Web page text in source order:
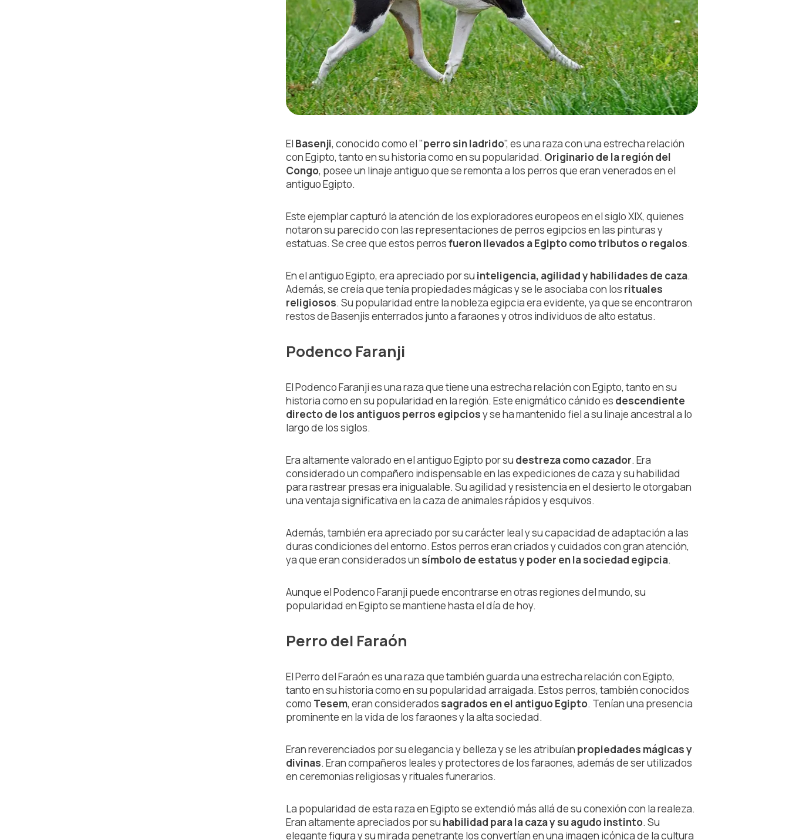
El Basenji, conocido como el "perro sin ladrido", es una raza con una estrecha relación
con Egipto, tanto en su historia como en su popularidad. Originario de la región del
Congo, posee un linaje antiguo que se remonta a los perros que eran venerados en el
antiguo Egipto.
Este ejemplar capturó la atención de los exploradores europeos en el siglo XIX, quienes
notaron su parecido con las representaciones de perros egipcios en las pinturas y
estatuas. Se cree que estos perrosfueron llevados a Egipto como tributos o regalos.
En el antiguo Egipto, era apreciado por su inteligencia, agilidad y habilidades de caza.
Además, se creía que tenía propiedades mágicas y se le asociaba con los rituales
religiosos. Su popularidad entre la nobleza egipcia era evidente, ya que se encontraron
restos de Basenjis enterrados junto a faraones y otros individuos de alto estatus.
Podenco Faranji
El Podenco Faranji es una raza que tiene una estrecha relación con Egipto, tanto en su
historia como en su popularidad en la región. Este enigmático cánido es descendiente
directo de los antiguos perros egipciosy se ha mantenido fiel a su linaje ancestral a lo
largo de los siglos.
Era altamente valorado en el antiguo Egipto por su destreza como cazador. Era
considerado un compañero indispensable en las expediciones de caza y su habilidad
para rastrear presas era inigualable. Su agilidad y resistencia en el desierto le otorgaban
una ventaja significativa en la caza de animales rápidos y esquivos.
Además, también era apreciado por su carácter leal y su capacidad de adaptación a las
duras condiciones del entorno. Estos perros eran criados y cuidados con gran atención,
ya que eran considerados un símbolo de estatus y poder en la sociedad egipcia.
Aunque el Podenco Faranji puede encontrarse en otras regiones del mundo, su
popularidad en Egipto se mantiene hasta el día de hoy.
Perro del Faraón
El Perro del Faraón es una raza que también guarda una estrecha relación con Egipto,
tanto en su historia como en su popularidad arraigada. Estos perros, también conocidos
como Tesem, eran considerados sagrados en el antiguo Egipto. Tenían una presencia
prominente en la vida de los faraones y la alta sociedad.
Eran reverenciados por su elegancia y belleza y se les atribuían propiedades mágicas y
divinas. Eran compañeros leales y protectores de los faraones, además de ser utilizados
en ceremonias religiosas y rituales funerarios.
La popularidad de esta raza en Egipto se extendió más allá de su conexión con la realeza.
Eran altamente apreciados por su habilidad para la caza y su agudo instinto. Su
elegante figura y su mirada penetrante los convertían en una imagen icónica de la cultura